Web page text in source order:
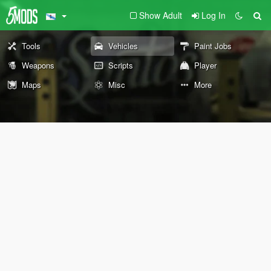
Show Adult Log In
Tools Vehicles
Paint Jobs
Weapons
Scripts
Player
Maps
Misc More